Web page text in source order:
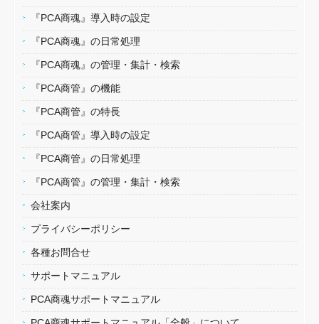
『PCA商魂』導入時の設定
『PCA商魂』の日常処理
『PCA商魂』の管理・集計・検索
『PCA商管』の機能
『PCA商管』の特長
『PCA商管』導入時の設定
『PCA商管』の日常処理
『PCA商管』の管理・集計・検索
会社案内
プライバシーポリシー
各種お問合せ
サポートマニュアル
PCA商魂サポートマニュアル